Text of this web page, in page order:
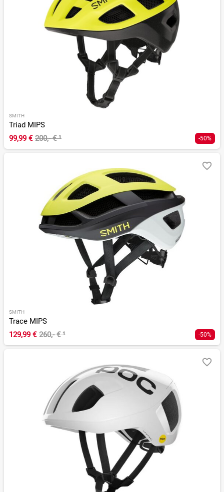
SMITH
Triad MIPS
99,99 € 200,- €¹ -50%
SMITH
Trace MIPS
129,99 € 260,- €¹ -50%